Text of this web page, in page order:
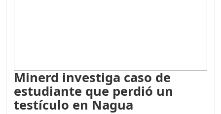
Minerd investiga caso de
estudiante que perdió un
testículo en Nagua